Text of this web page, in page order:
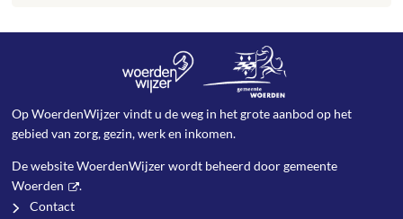
Op WoerdenWijzer vindt u de weg in het grote aanbod op het
gebied van zorg, gezin, werk en inkomen.
De website WoerdenWijzer wordt beheerd doorgemeente
Woerden
.
Contact